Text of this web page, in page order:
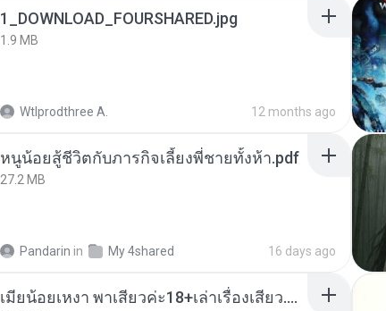
1_DOWNLOAD_FOURSHARED.jpg
1.9 MB
Wtlprodthree A. 12 months ago
หนูน้อยสู้ชีวิตกับภารกิจเลี้ยงพี่ชายทั้งห้า.pdf
27.2 MB
Pandarin in My 4shared 16 days ago
เมียน้อยเหงา พาเสียวค่ะ18+เล่าเรื่องเสียว.mp3